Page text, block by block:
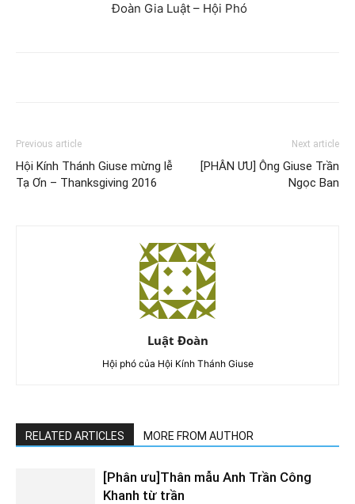
Đoàn Gia Luật – Hội Phó
Previous article
Hội Kính Thánh Giuse mừng lễ
Tạ Ơn – Thanksgiving 2016
Next article
[PHÂN ƯU] Ông Giuse Trần
Ngọc Ban
Luật Đoàn
Hội phó của Hội Kính Thánh Giuse
RELATED ARTICLES MORE FROM AUTHOR
[Phân ưu]Thân mẫu Anh Trần Công
Khanh từ trần